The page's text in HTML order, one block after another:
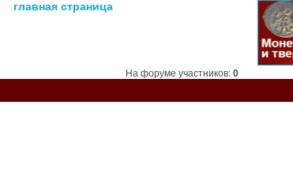
главная страница
На форуме участников: 0